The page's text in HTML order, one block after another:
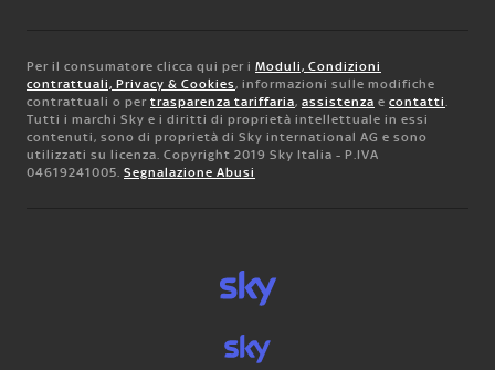
Per il consumatore clicca qui per i Moduli, Condizioni
contrattuali, Privacy & Cookies, informazioni sulle modifiche
contrattuali o per trasparenza tariffaria, assistenza e contatti.
Tutti i marchi Sky e i diritti di proprietà intellettuale in essi
contenuti, sono di proprietà di Sky international AG e sono
utilizzati su licenza. Copyright 2019 Sky Italia - P.IVA
04619241005. Segnalazione Abusi